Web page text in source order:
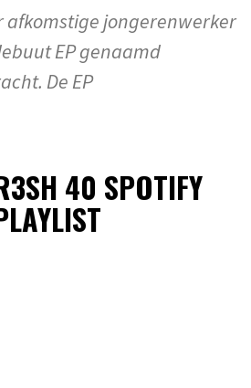
afkomstige jongerenwerker
EP genaamd
De EP
40 SPOTIFY